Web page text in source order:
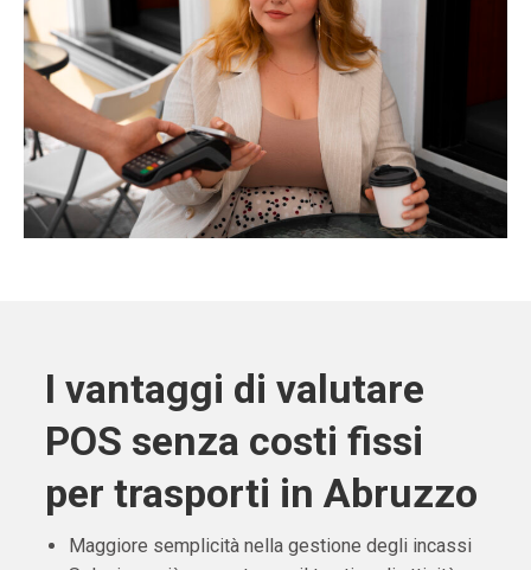
I vantaggi di valutare
POS senza costi fissi
per trasporti in Abruzzo
Maggiore semplicità nella gestione degli incassi